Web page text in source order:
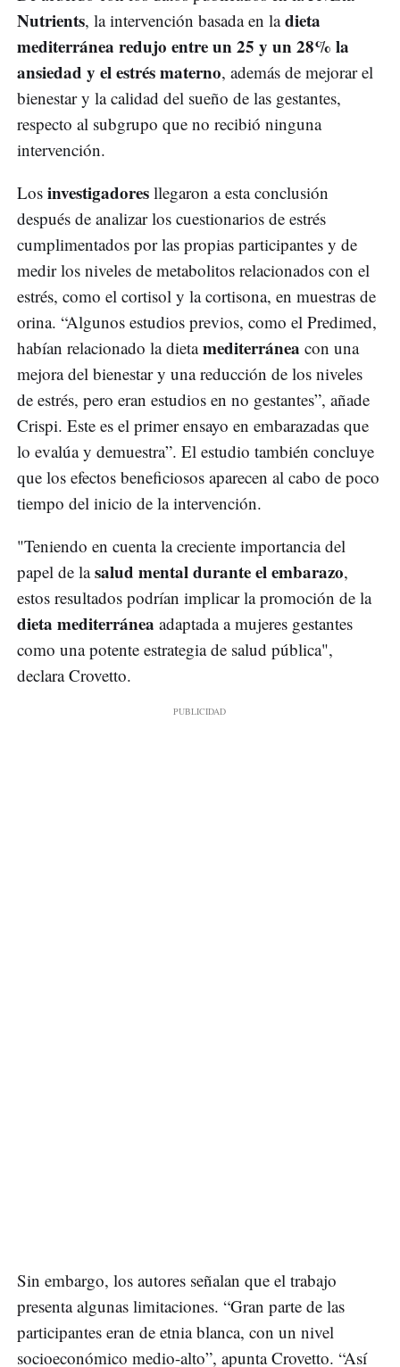
Nutrients, la intervención basada en ladieta
mediterránea redujo entre un 25 y un 28% la
ansiedad y el estrés materno, además de mejorar el
bienestar y la calidad del sueño de las gestantes,
respecto al subgrupo que no recibió ninguna
intervención.
Los investigadores llegaron a esta conclusión
después de analizar los cuestionarios de estrés
cumplimentados por las propias participantes y de
medir los niveles de metabolitos relacionados con el
estrés, como el cortisol y la cortisona, en muestras de
orina. “Algunos estudios previos, como el Predimed,
habían relacionado la dietamediterránea con una
mejora del bienestar y una reducción de los niveles
de estrés, pero eran estudios en no gestantes”, añade
Crispi. Este es el primer ensayo en embarazadas que
lo evalúa y demuestra”. El estudio también concluye
que los efectos beneficiosos aparecen al cabo de poco
tiempo del inicio de la intervención.
"Teniendo en cuenta la creciente importancia del
papel de lasalud mental durante el embarazo,
estos resultados podrían implicar la promoción de la
dieta mediterránea adaptada a mujeres gestantes
como una potente estrategia de salud pública",
declara Crovetto.
Sin embargo, los autores señalan que el trabajo
presenta algunas limitaciones. “Gran parte de las
participantes eran de etnia blanca, con un nivel
socioeconómico medio-alto”, apunta Crovetto. “Así